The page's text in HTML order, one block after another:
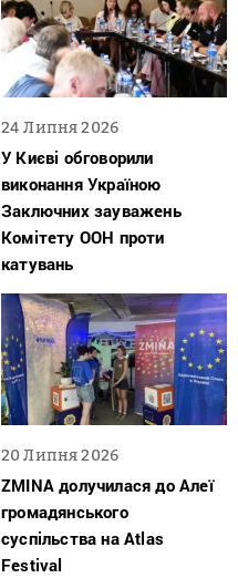
24 Липня 2026
У Києві обговорили
виконання Україною
Заключних зауважень
Комітету ООН проти
катувань
20 Липня 2026
ZMINA долучилася до Алеї
громадянського
суспільства на Atlas
Festival